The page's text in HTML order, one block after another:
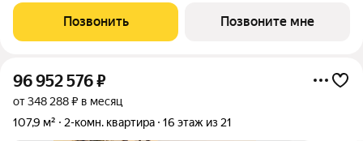
западе Москвы от специализированного застройщика
«Сияние». Комплекс расположен
Позвонить Позвоните мне
96 952 576₽
от 348 288 ₽ в месяц
107,9 м²
2-комн. квартира 16 этаж из 21